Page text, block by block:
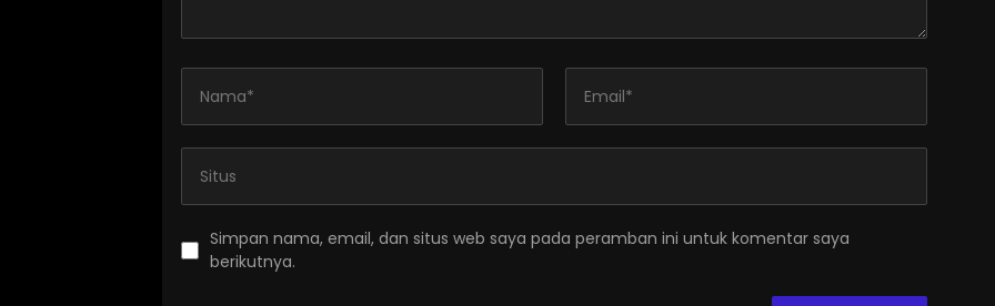
Simpan nama, email, dan situs web saya pada peramban ini untuk komentar saya
berikutnya.